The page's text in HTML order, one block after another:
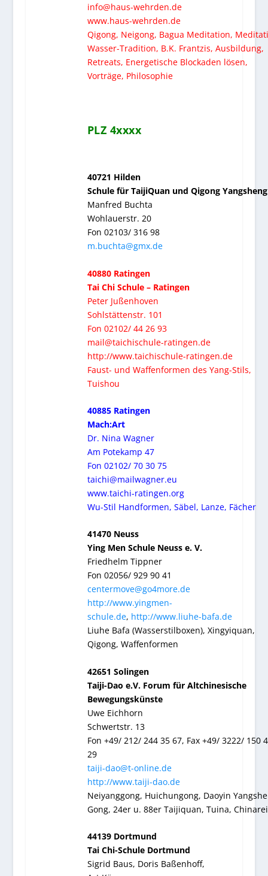
info@haus-wehrden.de
www.haus-wehrden.de
Qigong, Neigong, Bagua Meditation,
Wasser-Tradition, B.K. Frantzis, Ausbildung,
Retreats, Energetische Blockaden lösen,
Vorträge, Philosophie
PLZ 4xxxx
40721 Hilden
Schule für TaijiQuan und Qigong Yangsheng
Manfred Buchta
Wohlauerstr. 20
Fon 02103/ 316 98
m.buchta@gmx.de
40880 Ratingen
Tai Chi Schule – Ratingen
Peter Jußenhoven
Sohlstättenstr. 101
Fon 02102/ 44 26 93
mail@taichischule-ratingen.de
http://www.taichischule-ratingen.de
Faust- und Waffenformen des Yang-Stils,
Tuishou
40885 Ratingen
Mach:Art
Dr. Nina Wagner
Am Potekamp 47
Fon 02102/ 70 30 75
taichi@mailwagner.eu
www.taichi-ratingen.org
Wu-Stil Handformen, Säbel, Lanze, Fächer
41470 Neuss
Ying Men Schule Neuss e. V.
Friedhelm Tippner
Fon 02056/ 929 90 41
centermove@go4more.de
http://www.yingmen-
schule.de, http://www.liuhe-bafa.de
Liuhe Bafa (Wasserstilboxen), Xingyiquan,
Qigong, Waffenformen
42651 Solingen
Taiji-Dao e.V. Forum für Altchinesische
Bewegungskünste
Uwe Eichhorn
Schwertstr. 13
Fon +49/ 212/ 244 35 67, Fax +49/ 3222/ 150
29
taiji-dao@t-online.de
http://www.taiji-dao.de
Neiyanggong, Huichungong, Daoyin
Gong, 24er u. 88er Taijiquan, Tuina,
44139 Dortmund
Tai Chi-Schule Dortmund
Sigrid Baus, Doris Baßenhoff,